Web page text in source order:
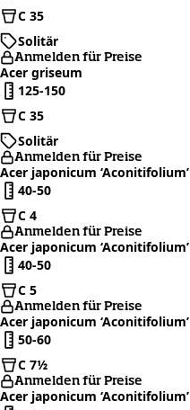
C 35
Solitär
Anmelden für Preise
Acer griseum
125-150
C 35
Solitär
Anmelden für Preise
Acer japonicum ‘Aconitifolium’
40-50
C 4
Anmelden für Preise
Acer japonicum ‘Aconitifolium’
40-50
C 5
Anmelden für Preise
Acer japonicum ‘Aconitifolium’
50-60
C 7½
Anmelden für Preise
Acer japonicum ‘Aconitifolium’